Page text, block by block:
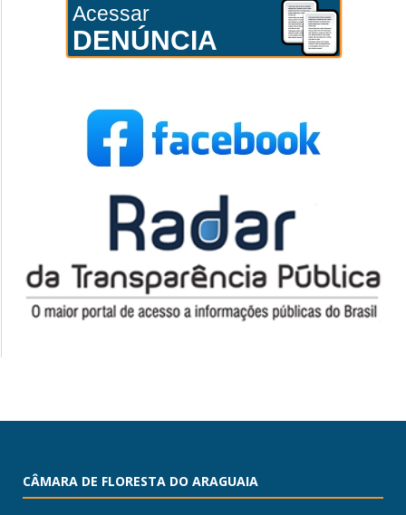
Acessar
DENÚNCIA
CÂMARA DE FLORESTA DO ARAGUAIA